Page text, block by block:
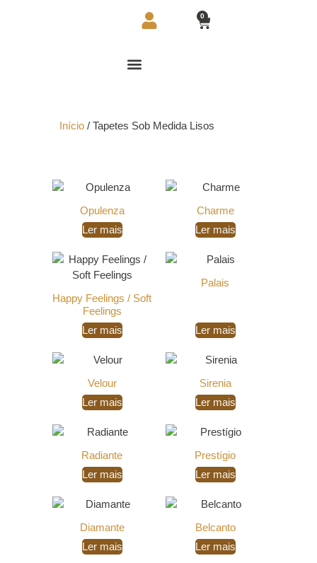
0
Início / Tapetes Sob Medida Lisos
Opulenza
Ler mais
Charme
Ler mais
Happy Feelings / Soft
Feelings
Ler mais
Palais
Ler mais
Velour
Ler mais
Sirenia
Ler mais
Radiante
Ler mais
Prestígio
Ler mais
Diamante
Ler mais
Belcanto
Ler mais